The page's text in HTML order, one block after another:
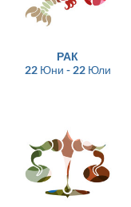
РАК
22 Юни - 22 Юли